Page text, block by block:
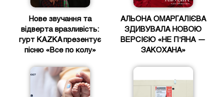
Нове звучання та
відверта вразливість:
гурт KAZKA презентує
пісню «Все по колу»
АЛЬОНА ОМАРГАЛІЄВА
ЗДИВУВАЛА НОВОЮ
ВЕРСІЄЮ «НЕ ПʼЯНА —
ЗАКОХАНА»